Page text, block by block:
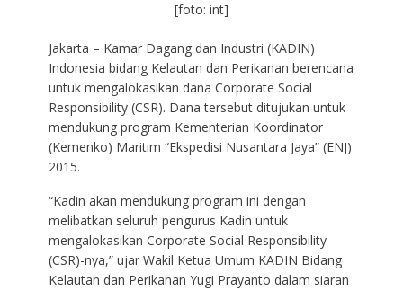
[foto: int]
Jakarta – Kamar Dagang dan Industri (KADIN)
Indonesia bidang Kelautan dan Perikanan berencana
untuk mengalokasikan dana Corporate Social
Responsibility (CSR). Dana tersebut ditujukan untuk
mendukung program Kementerian Koordinator
(Kemenko) Maritim “Ekspedisi Nusantara Jaya” (ENJ)
2015.
“Kadin akan mendukung program ini dengan
melibatkan seluruh pengurus Kadin untuk
mengalokasikan Corporate Social Responsibility
(CSR)-nya,” ujar Wakil Ketua Umum KADIN Bidang
Kelautan dan Perikanan Yugi Prayanto dalam siaran